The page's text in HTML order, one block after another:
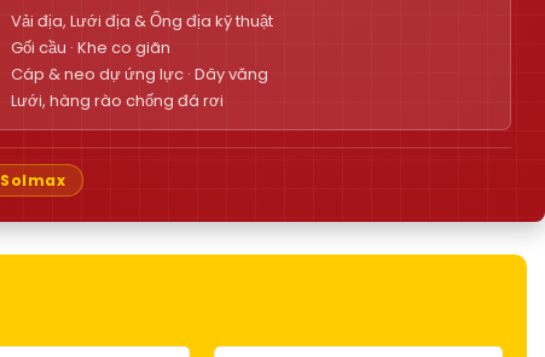
Vải địa, Lưới địa & Ống địa kỹ thuật
Gối cầu · Khe co giãn
Cáp & neo dự ứng lực · Dây văng
Lưới, hàng rào chống đá rơi
Solmax